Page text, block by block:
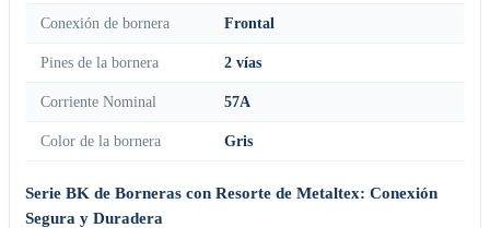
Conexión de bornera Frontal
Pines de la bornera 2 vías
Corriente Nominal 57A
Color de la bornera Gris
Serie BK de Borneras con Resorte de Metaltex: Conexión
Segura y Duradera